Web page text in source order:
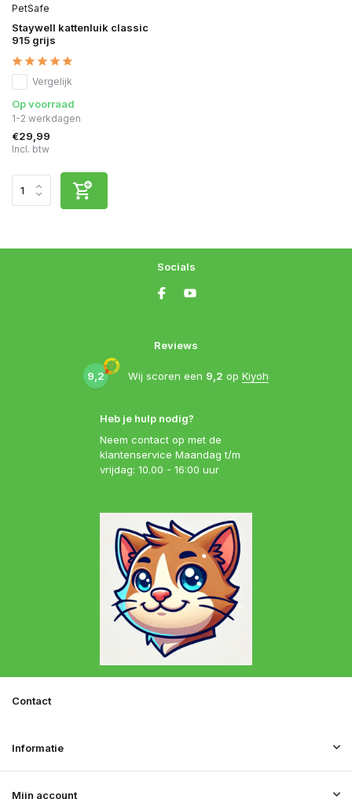
PetSafe
Staywell kattenluik classic
915 grijs
Vergelijk
Op voorraad
1-2 werkdagen
€29,99
Incl. btw
Heb je hulp nodig?
Neem contact op met de
klantenservice Maandag t/m
vrijdag: 10.00 - 16:00 uur
Reviews
9,2 Wij scoren een 9,2 op Kiyoh
Socials
Mijn account
Informatie
Contact